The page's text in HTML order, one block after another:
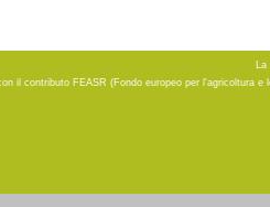
La
il contributo FEASR (Fondo europeo per l'agricoltura